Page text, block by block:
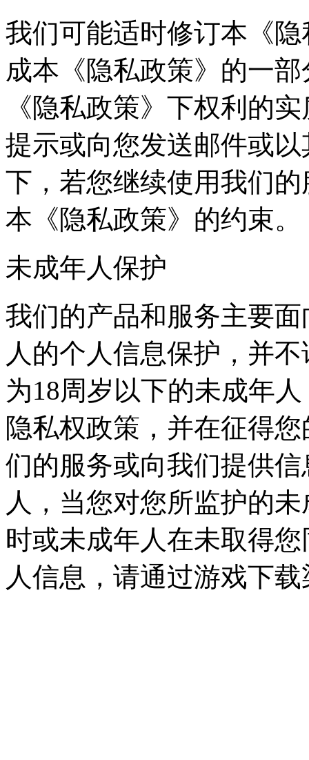
我们可能适时修订本《
成本《隐私政策》的一
《隐私政策》下权利的
提示或向您发送邮件或
下，若您继续使用我们
本《隐私政策》的约束。
未成年人保护
我们的产品和服务主要
人的个人信息保护，并
为18周岁以下的未成年
隐私权政策，并在征得
们的服务或向我们提供
人，当您对您所监护的
时或未成年人在未取得
人信息，请通过游戏下